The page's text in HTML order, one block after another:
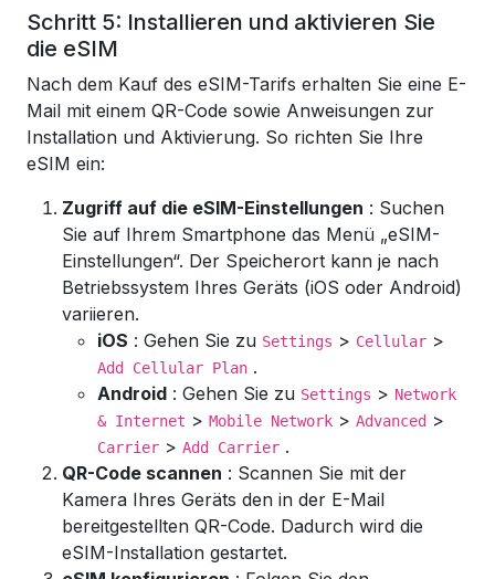
Schritt 5: Installieren und aktivieren Sie
die eSIM
Nach dem Kauf des eSIM-Tarifs erhalten Sie eine E-
Mail mit einem QR-Code sowie Anweisungen zur
Installation und Aktivierung. So richten Sie Ihre
eSIM ein:
Zugriff auf die eSIM-Einstellungen : Suchen
Sie auf Ihrem Smartphone das Menü „eSIM-
Einstellungen“. Der Speicherort kann je nach
Betriebssystem Ihres Geräts (iOS oder Android)
variieren.
iOS : Gehen Sie zu Settings > Cellular >
Add Cellular Plan .
Android : Gehen Sie zu Settings > Network
& Internet > Mobile Network > Advanced >
Carrier > Add Carrier .
QR-Code scannen : Scannen Sie mit der
Kamera Ihres Geräts den in der E-Mail
bereitgestellten QR-Code. Dadurch wird die
eSIM-Installation gestartet.